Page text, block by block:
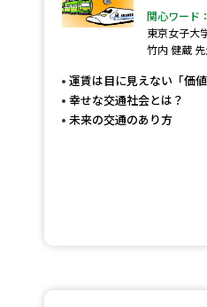
関心ワード
東京女子大
竹内 健蔵
運賃は目に見えない「価
幸せな交通社会とは？
未来の交通のあり方